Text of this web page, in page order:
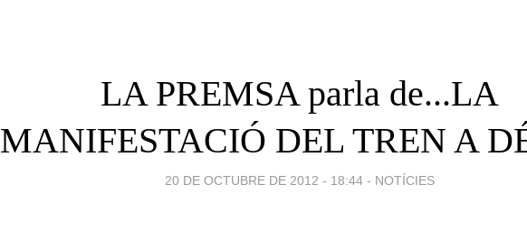
LA PREMSA parla de...LA
MANIFESTACIÓ DEL TREN A
20 DE OCTUBRE DE 2012 - 18:44 - NOTÍCIES